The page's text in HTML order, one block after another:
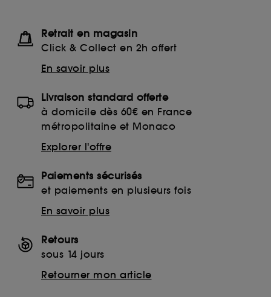
Retrait en magasin
Click & Collect en 2h offert
En savoir plus
Livraison standard offerte
à domicile dès 60€ en France
métropolitaine et Monaco
Explorer l'offre
Paiements sécurisés
et paiements en plusieurs fois
En savoir plus
Retours
sous 14 jours
Retourner mon article